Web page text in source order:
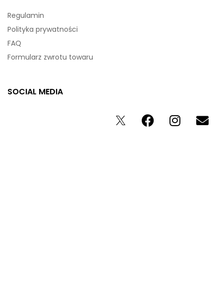
Regulamin
Polityka prywatności
FAQ
Formularz zwrotu towaru
SOCIAL MEDIA